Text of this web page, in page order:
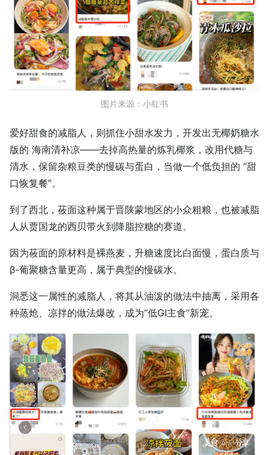
图片来源：小红书
爱好甜食的减脂人，则抓住小甜水发力，开发出无椰奶糖水
版的 海南清补凉——去掉高热量的炼乳椰浆，改用代糖与
清水，保留杂粮豆类的慢碳与蛋白，当做一个低负担的 “甜
口恢复餐”。
到了西北，莜面这种属于晋陕蒙地区的小众粗粮，也被减脂
人从贾国龙的西贝带火到降脂控糖的赛道。
因为莜面的原材料是裸燕麦，升糖速度比白面慢，蛋白质与
β-葡聚糖含量更高，属于典型的慢碳水。
洞悉这一属性的减脂人，将其从油泼的做法中抽离，采用各
种蒸炝、凉拌的做法爆改，成为“低GI主食”新宠。